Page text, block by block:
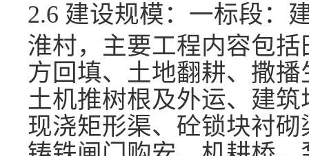
2.6 建设规模： 一标段：
淮村，主要工程内容包
方回填、土地翻耕、撒
土机推树根及外运、建
现浇矩形渠、砼锁块衬